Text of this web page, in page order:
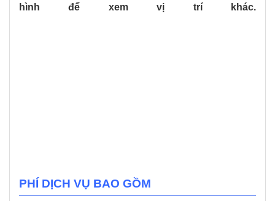
hình để xem vị trí khác.
PHÍ DỊCH VỤ BAO GỒM